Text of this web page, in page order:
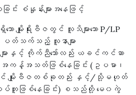
ြင်း စံနှုန်းများအနေဖြင့်
ာ မျိုးရိုးဗီဇတွင် လူသိများသော P/LP
ပတ်သက်သည့် လူနာများ
းများနှင့် ကိုက်ညီသော်လည်း ယခင်ကင်ဆာ
အကန့်အသတ်ဖြစ်နေခြင်း (ဥပမာ၊
တွင် မျိုးဗီဇတစ်ခုတည်း နှင့်/သို့မဟုတ်
တူဖြစ်နေခြင်း) စသည်တို့ မ‌ေ၀ကွဲ